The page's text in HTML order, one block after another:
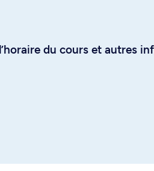
du cours et autres